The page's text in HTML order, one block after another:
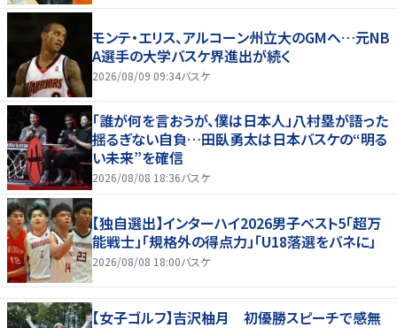
モンテ・エリス、アルコーン州立大のGMへ…元NB
A選手の大学バスケ界進出が続く
2026/08/09 09:34バスケ
「誰が何を言おうが、僕は日本人」八村塁が語った
揺るぎない自負…田臥勇太は日本バスケの“明る
い未来”を確信
2026/08/08 18:36バスケ
【独自選出】インターハイ2026男子ベスト5「超万
能戦士」「規格外の得点力」「U18落選をバネに」
2026/08/08 18:00バスケ
【女子ゴルフ】吉沢柚月 初優勝スピーチで感無